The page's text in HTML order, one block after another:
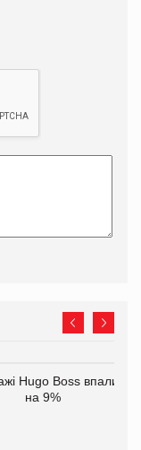
Hugo Boss впали
на 9%